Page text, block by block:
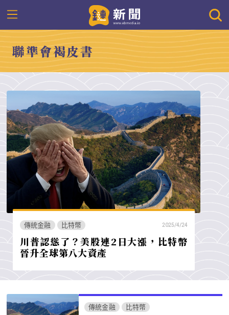
聯準會褐皮書
傳統金融 比特幣 2025/4/24
川普認慫了？美股連2日大漲，比特幣
晉升全球第八大資產
傳統金融 比特幣